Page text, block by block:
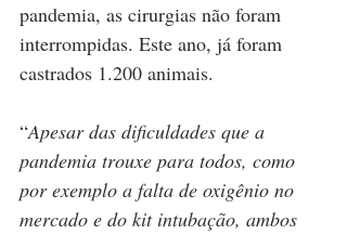
pandemia, as cirurgias não foram
interrompidas. Este ano, já foram
castrados 1.200 animais.
“Apesar das dificuldades que a
pandemia trouxe para todos, como
por exemplo a falta de oxigênio no
mercado e do kit intubação, ambos